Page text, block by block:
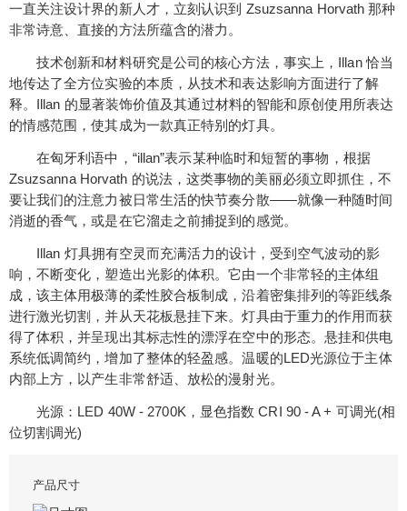
一直关注设计界的新人才，立刻认识到 Zsuzsanna Horvath 那种
非常诗意、直接的方法所蕴含的潜力。
技术创新和材料研究是公司的核心方法，事实上，Illan 恰当
地传达了全方位实验的本质，从技术和表达影响方面进行了解
释。Illan 的显著装饰价值及其通过材料的智能和原创使用所表达
的情感范围，使其成为一款真正特别的灯具。
在匈牙利语中，“illan”表示某种临时和短暂的事物，根据
Zsuzsanna Horvath 的说法，这类事物的美丽必须立即抓住，不
要让我们的注意力被日常生活的快节奏分散——就像一种随时间
消逝的香气，或是在它溜走之前捕捉到的感觉。
Illan 灯具拥有空灵而充满活力的设计，受到空气波动的影
响，不断变化，塑造出光影的体积。它由一个非常轻的主体组
成，该主体用极薄的柔性胶合板制成，沿着密集排列的等距线条
进行激光切割，并从天花板悬挂下来。灯具由于重力的作用而获
得了体积，并呈现出其标志性的漂浮在空中的形态。悬挂和供电
系统低调简约，增加了整体的轻盈感。温暖的LED光源位于主体
内部上方，以产生非常舒适、放松的漫射光。
光源：LED 40W - 2700K，显色指数 CRI 90 - A + 可调光(相
位切割调光)
产品尺寸